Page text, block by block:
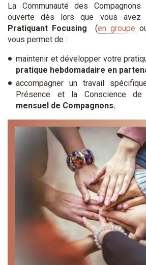
La Communauté des
ouverte dès lors que vous avez
Pratiquant Focusing
(en groupe
vous permet de :
maintenir et développer votre
pratique hebdomadaire en
accompagner un travail
Présence et la Conscience
mensuel de Compagnons.